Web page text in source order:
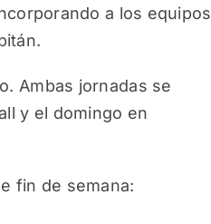
a los equipos
Ambas jornadas se
y el domingo en
fin de semana: